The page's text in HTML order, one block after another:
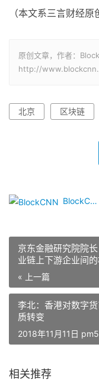
（本文系三言财经
原创文章，作者：
http://
北京 区块链
BlockCNN
京东金融研究院院
业链上下游企业间
« 上一篇
李北：香港对数字
质转变
2018年11月11日
相关推荐